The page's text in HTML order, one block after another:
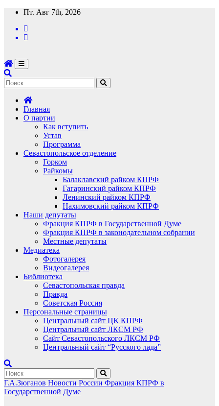
Перейти
содержимому
Пт. Авг 7th, 2026
Главная
О партии
Как вступить
Устав
Программа
Севастопольское отделение
Горком
Райкомы
Балаклавский райком КПРФ
Гагаринский райком КПРФ
Ленинский райком КПРФ
Нахимовский райком КПРФ
Наши депутаты
Фракция КПРФ в Государственной Думе
Фракция КПРФ в законодательном собрании
Местные депутаты
Медиатека
Фотогалерея
Видеогалерея
Библиотека
Севастопольская правда
Правда
Советская Россия
Персональные страницы
Центральный сайт ЦК КПРФ
Центральный сайт ЛКСМ РФ
Сайт Севастопольского ЛКСМ РФ
Центральный сайт “Русского лада”
Г.А.Зюганов Новости России Фракция КПРФ в
Государственной Думе